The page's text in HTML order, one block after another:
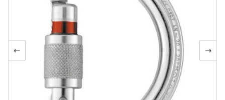
← →